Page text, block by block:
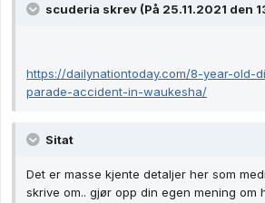
scuderia skrev (På 25.11.2021 den
https://dailynationtoday.com/8-year-old-
parade-accident-in-waukesha/
Sitat
Det er masse kjente detaljer her som
skrive om.. gjør opp din egen mening om